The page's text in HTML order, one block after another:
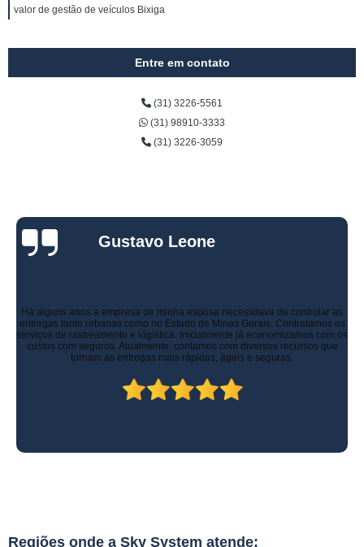
valor de gestão de veículos Bixiga
Entre em contato
(31) 3226-5561
(31) 98910-3333
(31) 3226-3059
Gustavo Leone
Há alguns anos a empresa de minha esposa necessitava de controlar as
entregas tanto urbanas como no Estado de Minas Gerais. Contratamos os
serviços de rastreamento e logística. Inicialmente já economizamos com os
custos com seguros. Atualmente, contamos com diversos recursos que
tornam as entregas mais rápidas, ágeis e seguras.
Regiões onde a Sky System atende: